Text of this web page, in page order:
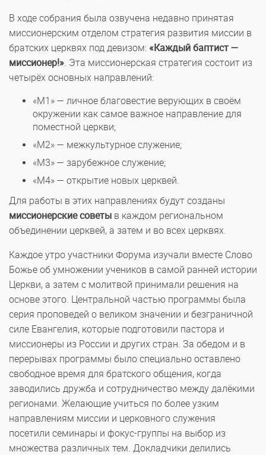
В ходе собрания была озвучена недавно принятая
миссионерским отделом стратегия развития миссии в
братских церквях под девизом: «Каждый баптист —
миссионер!». Эта миссионерская стратегия состоит из
четырёх основных направлений:
«М1» — личное благовестие верующих в своём
окружении как самое важное направление для
поместной церкви;
«М2» — межкультурное служение;
«М3» — зарубежное служение;
«М4» — открытие новых церквей.
Для работы в этих направлениях будут созданы
миссионерские советы в каждом региональном
объединении церквей, а затем и во всех церквях.
Каждое утро участники Форума изучали вместе Слово
Божье об умножении учеников в самой ранней истории
Церкви, а затем с молитвой принимали решения на
основе этого. Центральной частью программы была
серия проповедей о великом значении и безграничной
силе Евангелия, которые подготовили пастора и
миссионеры из России и других стран. За обедом и в
перерывах программы было специально оставлено
свободное время для братского общения, когда
заводились дружба и сотрудничество между далёкими
регионами. Желающие учиться по более узким
направлениям миссии и церковного служения
посетили семинары и фокус-группы на выбор из
множества различных тем. Докладчики делились